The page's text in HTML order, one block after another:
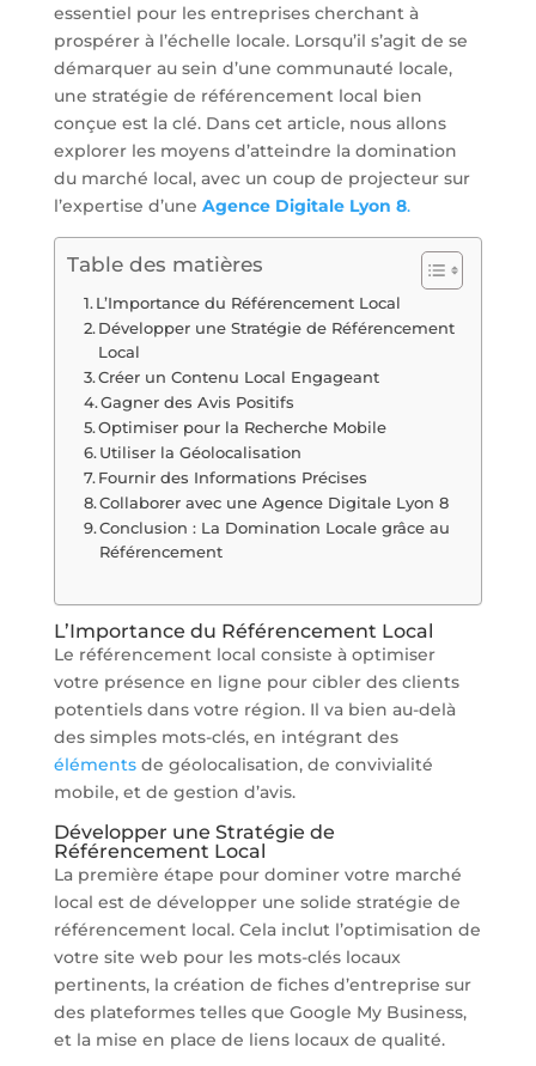
essentiel pour les entreprises cherchant à
prospérer à l’échelle locale. Lorsqu’il s’agit de se
démarquer au sein d’une communauté locale,
une stratégie de référencement local bien
conçue est la clé. Dans cet article, nous allons
explorer les moyens d’atteindre la domination
du marché local, avec un coup de projecteur sur
l’expertise d’une Agence Digitale Lyon 8.
Table des matières
L’Importance du Référencement Local
Développer une Stratégie de Référencement
Local
Créer un Contenu Local Engageant
Gagner des Avis Positifs
Optimiser pour la Recherche Mobile
Utiliser la Géolocalisation
Fournir des Informations Précises
Collaborer avec une Agence Digitale Lyon 8
Conclusion : La Domination Locale grâce au
Référencement
L’Importance du Référencement Local
Le référencement local consiste à optimiser
votre présence en ligne pour cibler des clients
potentiels dans votre région. Il va bien au-delà
des simples mots-clés, en intégrant des
élémentsde géolocalisation, de convivialité
mobile, et de gestion d’avis.
Développer une Stratégie de
Référencement Local
La première étape pour dominer votre marché
local est de développer une solide stratégie de
référencement local. Cela inclut l’optimisation de
votre site web pour les mots-clés locaux
pertinents, la création de fiches d’entreprise sur
des plateformes telles que Google My Business,
et la mise en place de liens locaux de qualité.